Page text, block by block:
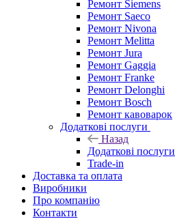
Ремонт Siemens
Ремонт Saeco
Ремонт Nivona
Ремонт Melitta
Ремонт Jura
Ремонт Gaggia
Ремонт Franke
Ремонт Delonghi
Ремонт Bosch
Ремонт кавоварок
Додаткові послуги
Назад
Додаткові послуги
Trade-in
Доставка та оплата
Виробники
Про компанію
Контакти